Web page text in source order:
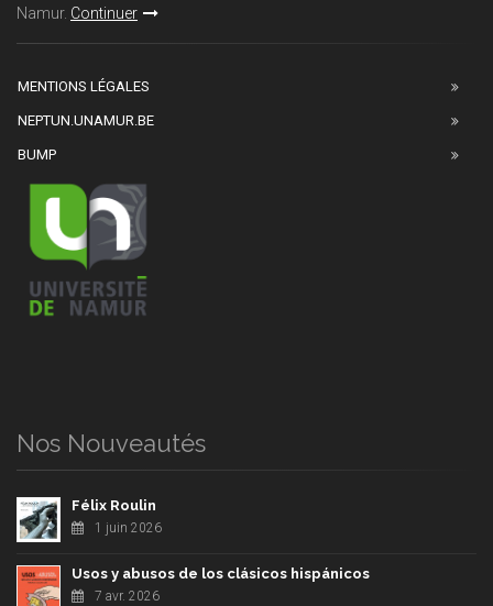
Namur. Continuer
MENTIONS LÉGALES
NEPTUN.UNAMUR.BE
BUMP
Nos Nouveautés
Félix Roulin
1 juin 2026
Usos y abusos de los clásicos hispánicos
7 avr. 2026